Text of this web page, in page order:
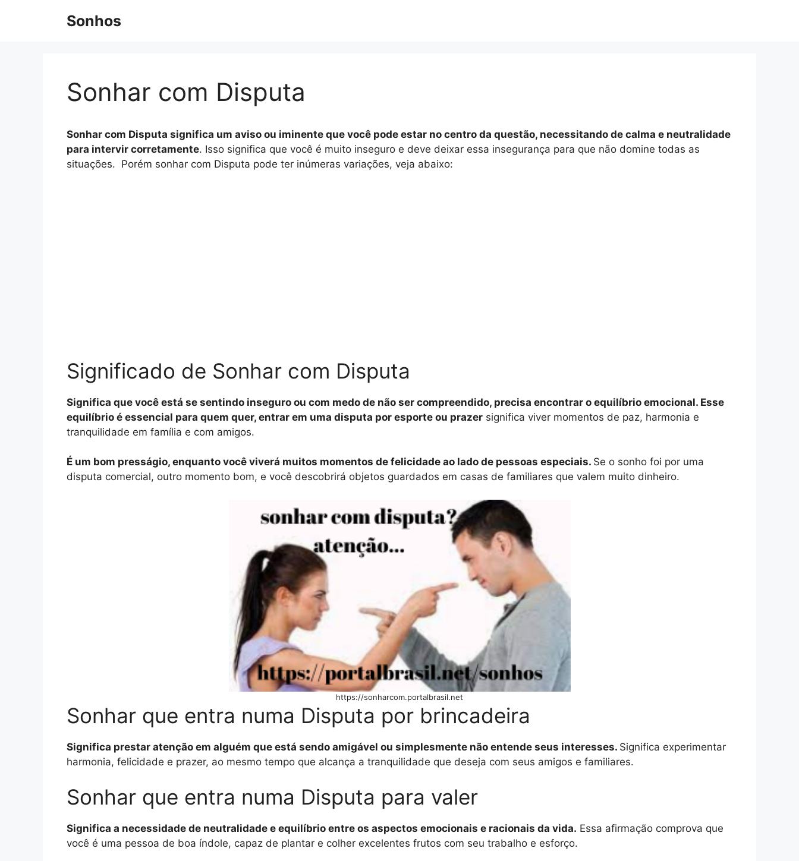
Sonhos
Sonhar com Disputa
Sonhar com Disputa significa um aviso ou iminente que você pode estar no centro da questão, necessitando de calma e neutralidade
para intervir corretamente. Isso significa que você é muito inseguro e deve deixar essa insegurança para que não domine todas as
situações. Porém sonhar com Disputa pode ter inúmeras variações, veja abaixo:
Significado de Sonhar com Disputa
Significa que você está se sentindo inseguro ou com medo de não ser compreendido, precisa encontrar o equilíbrio emocional. Esse
equilíbrio é essencial para quem quer, entrar em uma disputa por esporte ou prazer significa viver momentos de paz, harmonia e
tranquilidade em família e com amigos.
É um bom presságio, enquanto você viverá muitos momentos de felicidade ao lado de pessoas especiais. Se o sonho foi por uma
disputa comercial, outro momento bom, e você descobrirá objetos guardados em casas de familiares que valem muito dinheiro.
https://sonharcom.portalbrasil.net
Sonhar que entra numa Disputa por brincadeira
Significa prestar atenção em alguém que está sendo amigável ou simplesmente não entende seus interesses. Significa experimentar
harmonia, felicidade e prazer, ao mesmo tempo que alcança a tranquilidade que deseja com seus amigos e familiares.
Sonhar que entra numa Disputa para valer
Significa a necessidade de neutralidade e equilíbrio entre os aspectos emocionais e racionais da vida. Essa afirmação comprova que
você é uma pessoa de boa índole, capaz de plantar e colher excelentes frutos com seu trabalho e esforço.